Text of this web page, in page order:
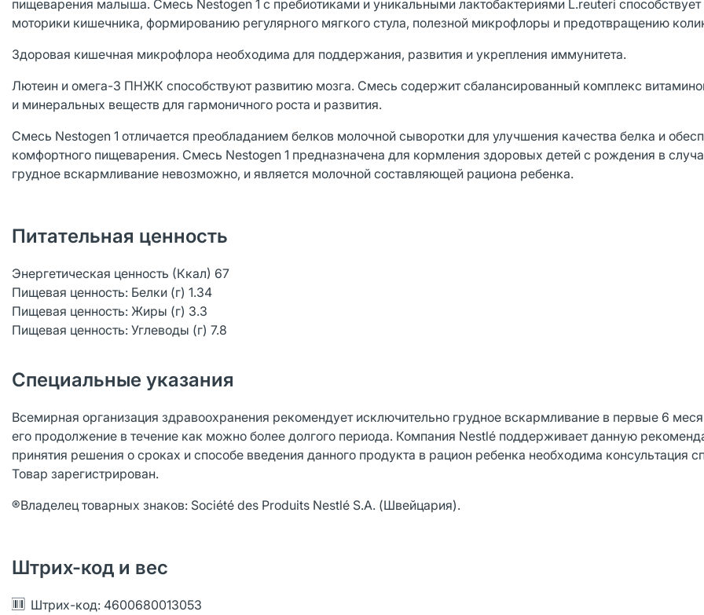
пищеварения малыша. Смесь Nestogen 1 с пребиотиками и уникальными лактобактериями L.reuteri
моторики кишечника, формированию регулярного мягкого стула, полезной микрофлоры и предотвращению
Здоровая кишечная микрофлора необходима для поддержания, развития и укрепления иммунитета.
Лютеин и омега-3 ПНЖК способствуют развитию мозга. Смесь содержит сбалансированный комплекс
и минеральных веществ для гармоничного роста и развития.
Смесь Nestogen 1 отличается преобладанием белков молочной сыворотки для улучшения качества белка и
комфортного пищеварения. Смесь Nestogen 1 предназначена для кормления здоровых детей с рождения в
грудное вскармливание невозможно, и является молочной составляющей рациона ребенка.
Питательная ценность
Энергетическая ценность (Ккал) 67
Пищевая ценность: Белки (г) 1.34
Пищевая ценность: Жиры (г) 3.3
Пищевая ценность: Углеводы (г) 7.8
Специальные указания
Всемирная организация здравоохранения рекомендует исключительно грудное вскармливание в первые 6
его продолжение в течение как можно более долгого периода. Компания Nestlé поддерживает данную
принятия решения о сроках и способе введения данного продукта в рацион ребенка необходима консультация
Товар зарегистрирован.
®Владелец товарных знаков: Société des Produits Nestlé S.A. (Швейцария).
Штрих-код и вес
Штрих-код: 4600680013053